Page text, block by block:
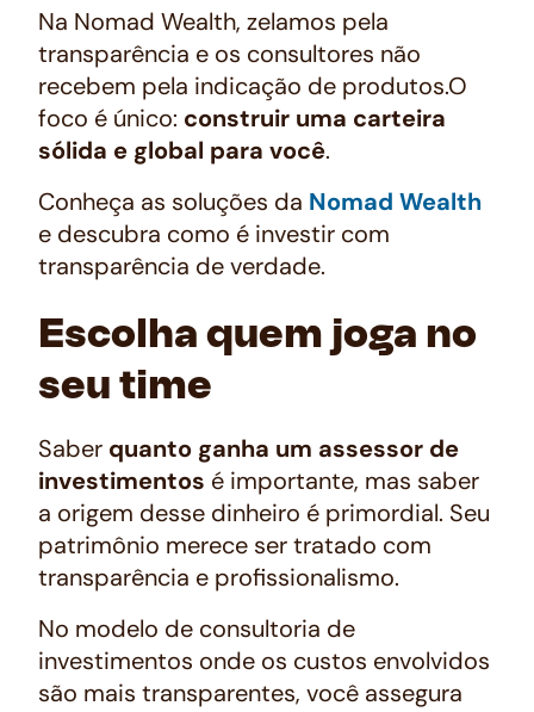
Na Nomad Wealth, zelamos pela
transparência e os consultores não
recebem pela indicação de produtos.O
foco é único: construir uma carteira
sólida e global para você.
Conheça as soluções da Nomad Wealth
e descubra como é investir com
transparência de verdade.
Escolha quem joga no
seu time
Saber quanto ganha um assessor de
investimentos é importante, mas saber
a origem desse dinheiro é primordial. Seu
patrimônio merece ser tratado com
transparência e profissionalismo.
No modelo de consultoria de
investimentos onde os custos envolvidos
são mais transparentes, você assegura